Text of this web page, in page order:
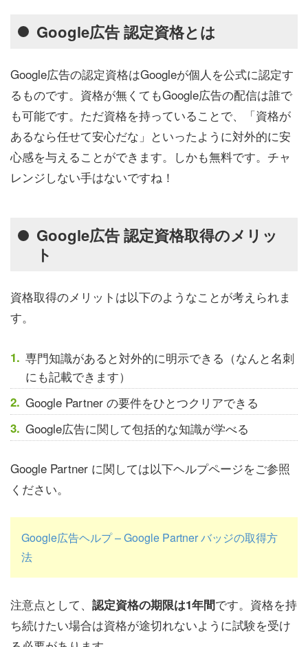
Google広告 認定資格とは
Google広告の認定資格はGoogleが個人を公式に認定す
るものです。資格が無くてもGoogle広告の配信は誰で
も可能です。ただ資格を持っていることで、「資格が
あるなら任せて安心だな」といったように対外的に安
心感を与えることができます。しかも無料です。チャ
レンジしない手はないですね！
Google広告 認定資格取得のメリッ
ト
資格取得のメリットは以下のようなことが考えられま
す。
専門知識があると対外的に明示できる（なんと名刺
にも記載できます）
Google Partner の要件をひとつクリアできる
Google広告に関して包括的な知識が学べる
Google Partner に関しては以下ヘルプページをご参照
ください。
Google広告ヘルプ – Google Partner バッジの取得方
法
注意点として、 認定資格の期限は1年間です。資格を持
ち続けたい場合は資格が途切れないように試験を受け